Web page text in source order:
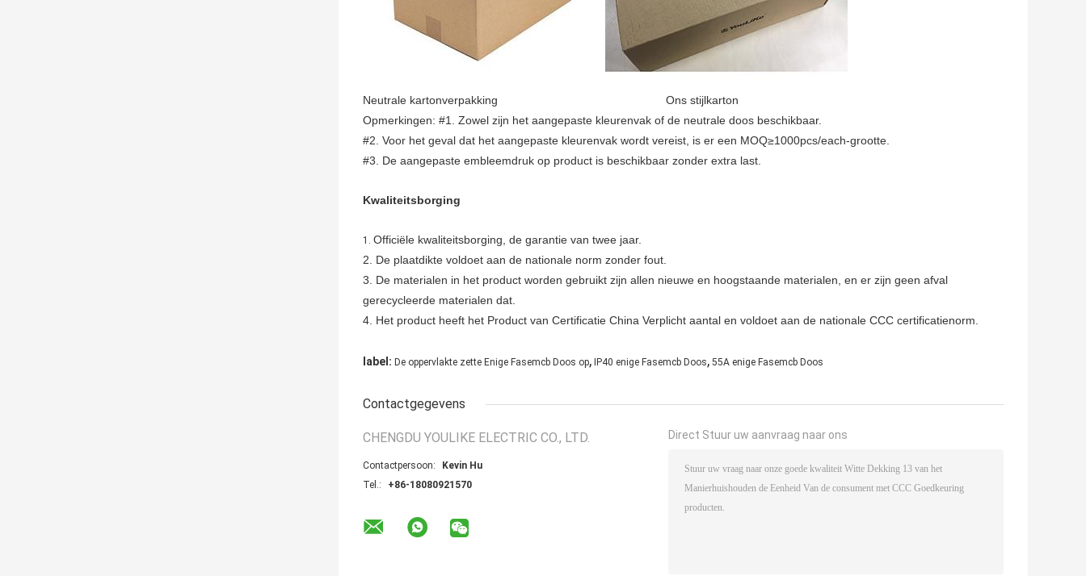
Neutrale kartonverpakking Ons stijlkarton
Opmerkingen: #1. Zowel zijn het aangepaste kleurenvak of de neutrale doos beschikbaar.
#2. Voor het geval dat het aangepaste kleurenvak wordt vereist, is er een MOQ≥1000pcs/each-grootte.
#3. De aangepaste embleemdruk op product is beschikbaar zonder extra last.
Kwaliteitsborging
1. Officiële kwaliteitsborging, de garantie van twee jaar.
2. De plaatdikte voldoet aan de nationale norm zonder fout.
3. De materialen in het product worden gebruikt zijn allen nieuwe en hoogstaande materialen, en er zijn geen afval
gerecycleerde materialen dat.
4. Het product heeft het Product van Certificatie China Verplicht aantal en voldoet aan de nationale CCC certificatienorm.
label: De oppervlakte zette Enige Fasemcb Doos op, IP40 enige Fasemcb Doos, 55A enige Fasemcb Doos
Contactgegevens
CHENGDU YOULIKE ELECTRIC CO., LTD.
Contactpersoon:
Kevin Hu
Tel.:
+86-18080921570
Direct Stuur uw aanvraag naar ons